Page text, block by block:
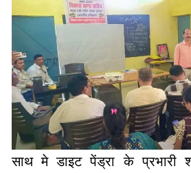
साथ मे डाइट पेंड्रा के प्रभारी